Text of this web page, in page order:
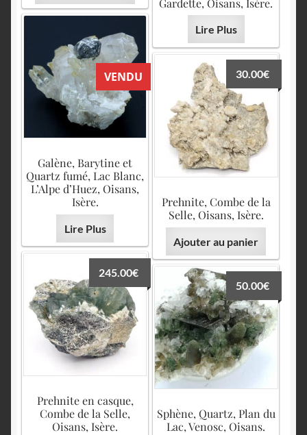
Gardette, Oisans, Isère.
Lire Plus
VENDU
Galène, Barytine et
Quartz fumé, Lac Blanc,
L’Alpe d’Huez, Oisans,
Isère.
Lire Plus
Prehnite, Combe de la
Selle, Oisans, Isère.
30.00€
Ajouter au panier
Prehnite en casque,
Combe de la Selle,
Oisans, Isère.
245.00€
Sphène, Quartz, Plan du
Lac, Venosc, Oisans.
50.00€